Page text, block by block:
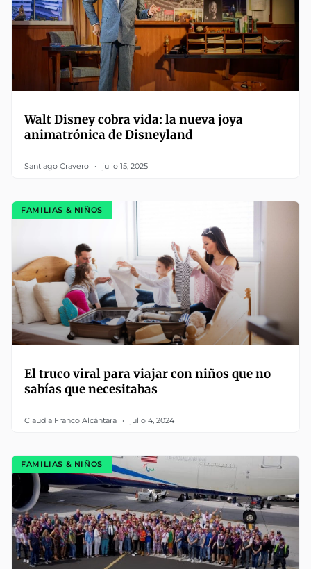
Walt Disney cobra vida: la nueva joya
animatrónica de Disneyland
Santiago Cravero julio 15, 2025
FAMILIAS & NIÑOS
El truco viral para viajar con niños que no
sabías que necesitabas
Claudia Franco Alcántara julio 4, 2024
FAMILIAS & NIÑOS